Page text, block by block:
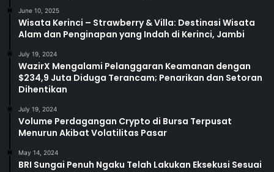
June 10, 2025
Wisata Kerinci – Strawberry & Villa: Destinasi Wisata
Alam dan Penginapan yang Indah di Kerinci, Jambi
July 19, 2024
WazirX Mengalami Pelanggaran Keamanan dengan
$234,9 Juta Diduga Terancam; Penarikan dan Setoran
Dihentikan
July 19, 2024
Volume Perdagangan Crypto di Bursa Terpusat
Menurun Akibat Volatilitas Pasar
May 14, 2024
BRI Sungai Penuh Ngaku Telah Lakukan Eksekusi Sesuai